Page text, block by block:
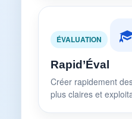
ÉVALUATION
Rapid’Éval
Créer rapidement
plus claires et